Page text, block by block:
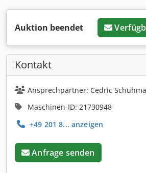
Auktion beendet
Kontakt
Ansprechpartner: Cedric
Maschinen-ID: 21730948
+49 201 8... anzeigen
Anfrage senden